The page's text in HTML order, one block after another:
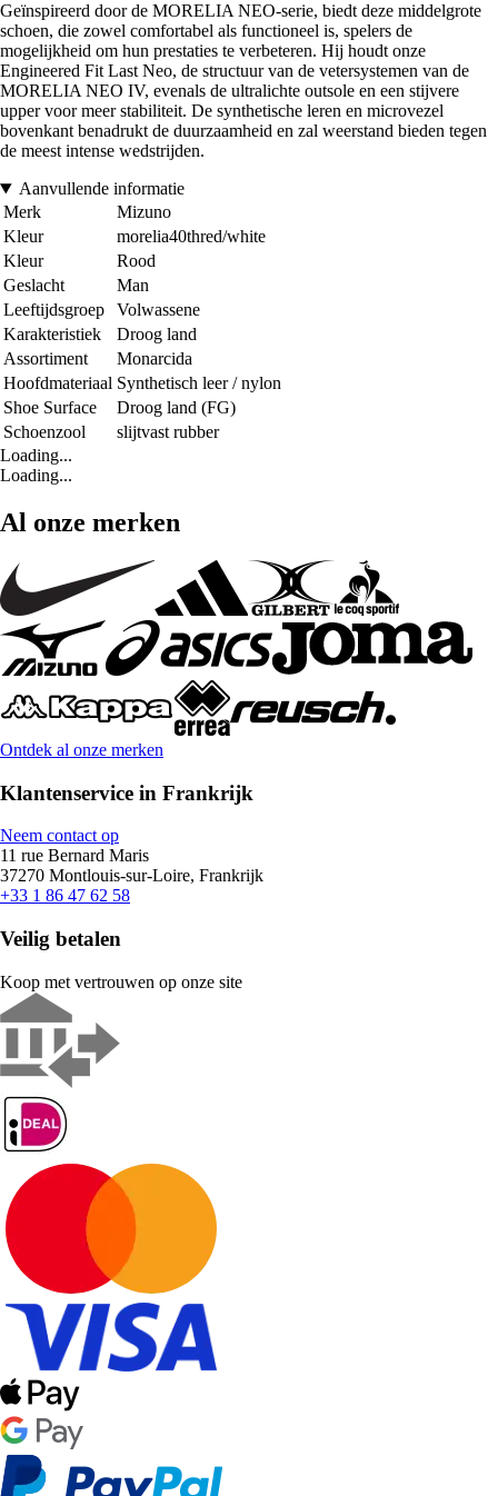
Geïnspireerd door de MORELIA NEO-serie, biedt deze middelgrote
schoen, die zowel comfortabel als functioneel is, spelers de
mogelijkheid om hun prestaties te verbeteren. Hij houdt onze
Engineered Fit Last Neo, de structuur van de vetersystemen van de
MORELIA NEO IV, evenals de ultralichte outsole en een stijvere
upper voor meer stabiliteit. De synthetische leren en microvezel
bovenkant benadrukt de duurzaamheid en zal weerstand bieden tegen
de meest intense wedstrijden.
Aanvullende informatie
Merk
Mizuno
Kleur
morelia40thred/white
Kleur
Rood
Geslacht
Man
Leeftijdsgroep
Volwassene
Karakteristiek
Droog land
Assortiment
Monarcida
Hoofdmateriaal Synthetisch leer / nylon
Shoe Surface
Droog land (FG)
Schoenzool
slijtvast rubber
Loading...
Loading...
Al onze merken
Ontdek al onze merken
Klantenservice in Frankrijk
Neem contact op
11 rue Bernard Maris
37270 Montlouis-sur-Loire, Frankrijk
+33 1 86 47 62 58
Veilig betalen
Koop met vertrouwen op onze site